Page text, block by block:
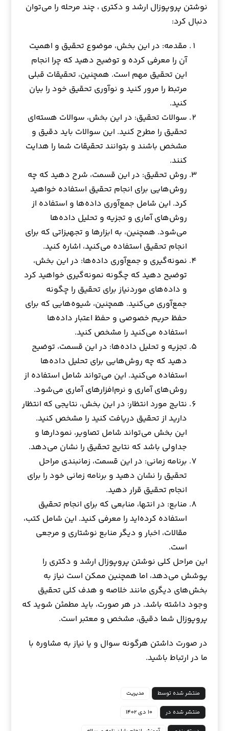
نوشتن پروپوزال ارشد و دکتری ، چند مرحله را می‌توان
دنبال کرد:
مقدمه: در این بخش، موضوع تحقیق و اهمیت
آن را معرفی کرده و توضیح دهید که چرا انجام
این تحقیق مهم است. همچنین، تحقیقات قبلی
مرتبط را مرور کنید و نوآوری تحقیق خود را بیان
کنید.
سوالات تحقیق: در این بخش، سوالات هسته‌ای
تحقیق را مطرح کنید. این سوالات باید دقیق و
مشخص باشند و بتوانند تحقیقات شما را هدایت
کنند.
روش تحقیق: در این قسمت، شرح دهید که چه
روش‌هایی برای انجام تحقیق استفاده خواهید
کرد. این شامل جمع‌آوری داده‌ها و استفاده از
روش‌های آماری و تجزیه و تحلیل داده‌ها
می‌شود. همچنین، به ابزارها و تجهیزاتی که برای
انجام تحقیق استفاده می‌کنید، اشاره کنید.
نمونه‌گیری و جمع‌آوری داده‌ها: در این بخش،
توضیح دهید که چگونه نمونه‌گیری خواهید کرد
و داده‌های موردنیاز برای تحقیق را چگونه
جمع‌آوری می‌کنید. همچنین، شیوه‌هایی که برای
حفظ حریم خصوصی و حفظ اعتبار داده‌ها
استفاده می‌کنید را مشخص کنید.
تجزیه و تحلیل داده‌ها: در این قسمت، توضیح
دهید که چه روش‌هایی برای تحلیل داده‌ها
استفاده می‌کنید. این می‌تواند شامل استفاده از
روش‌های آماری و نرم‌افزارهای آماری می‌شود.
نتایج مورد انتظار: در این بخش، نتایجی که انتظار
دارید از تحقیق دریافت کنید را مشخص کنید.
این بخش می‌تواند شامل تصاویر، نمودارها و
جداولی باشد که نتایج تحقیق را نشان می‌دهد.
برنامه زمانی: در این قسمت، زمانبندی مراحل
تحقیق را نشان دهید و برنامه زمانی خود را برای
انجام تحقیق قرار دهید.
منابع: در انتها، منابعی که برای انجام تحقیق
استفاده کرده‌اید را معرفی کنید. این شامل کتب،
مقالات، اخبار و دیگر منابع نوشتاری و مرجعی
است.
این مراحل کلی نوشتن پروپوزال ارشد و دکتری را
پوشش می‌دهد، اما همچنین ممکن است نیاز به
بخش‌های دیگری مانند خلاصه و هدف کلی تحقیق
وجود داشته باشد. در هر صورت، باید مطمئن شوید که
پروپوزال شما دقیق، مشخص و معتبر است.
در صورت داشتن هرگونه سوال و یا نیاز به مشاوره با
ما در ارتباط باشید.
منتشر شده توسط مدیریت
منتشر شده در ۱۰ دی ۱۴۰۲